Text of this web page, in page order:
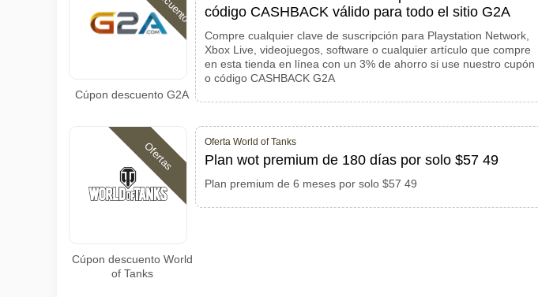
Cúpon descuento G2A
código CASHBACK válido para todo el sitio G2A
Compre cualquier clave de suscripción para Playstation Network,
Xbox Live, videojuegos, software o cualquier artículo que compre
en esta tienda en línea con un 3% de ahorro si use nuestro cupón
o código CASHBACK G2A
Ofertas
Cúpon descuento World
of Tanks
Oferta World of Tanks
Plan wot premium de 180 días por solo $57 49
Plan premium de 6 meses por solo $57 49